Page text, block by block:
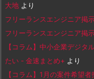
大地 より
フリーランスエンジニア掲
フリーランスエンジニア掲
【コラム】中小企業デジタ
たい - 金速まとめ+ より
【コラム】1月の案件希望